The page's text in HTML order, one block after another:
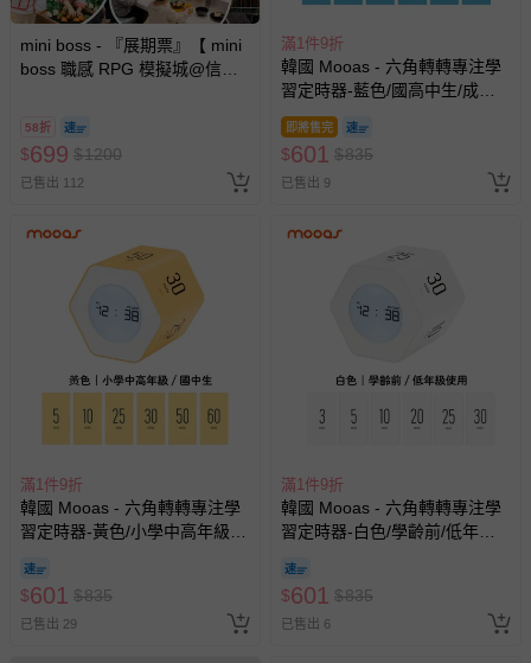
mini boss - 『展期票』【 mini
boss 職感 RPG 模擬城@信義
期作廢) (兒童票(2歲以上)贈一
名陪伴成人)
58折
$699 $1200
已售出 112
滿1件9折
韓國 Mooas - 六角轉轉專注學
習定時器-藍色/國高中生/成人
健身商務
即將售完
$601 $835
已售出 9
滿1件9折
韓國 Mooas - 六角轉轉專注學
習定時器-黃色/小學中高年級/
$601 $835
已售出 29
滿1件9折
韓國 Mooas - 六角轉轉專注學
習定時器-白色/學齡前/低年級
$601 $835
已售出 6